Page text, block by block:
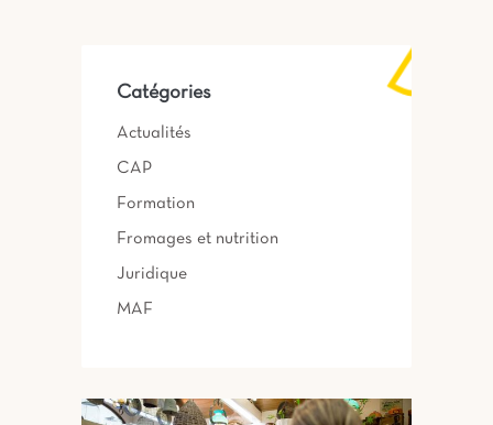
Catégories
Actualités
CAP
Formation
Fromages et nutrition
Juridique
MAF